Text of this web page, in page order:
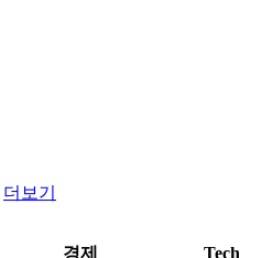
더보기
경제 Tech